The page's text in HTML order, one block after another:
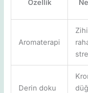
Özellik
Aromaterapi
Derin doku